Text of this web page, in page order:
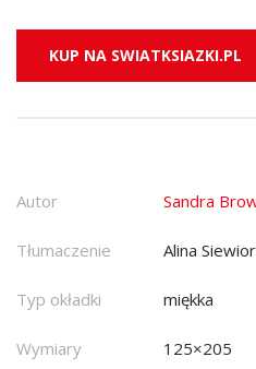
KUP NA SWIATKSIAZKI.PL
Autor Sandra
Tłumaczenie Alina
Typ okładki miękka
Wymiary 125×205